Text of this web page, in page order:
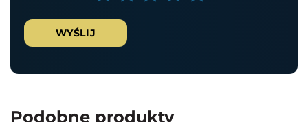
Podobne produkty